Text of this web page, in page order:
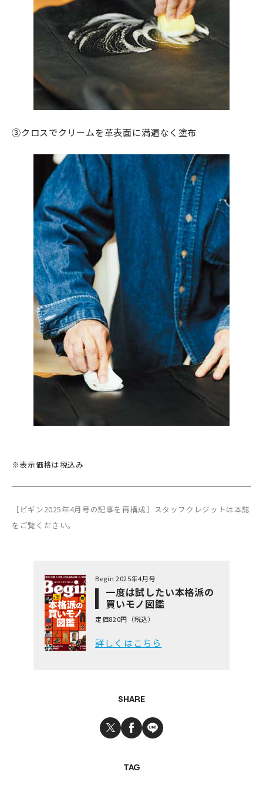
③クロスでクリームを革表面に満遍なく塗布
※表示価格は税込み
［ビギン2025年4月号の記事を再構成］スタッフクレジットは本誌
をご覧ください。
Begin 2025年4月号
一度は試したい本格派の
買いモノ図鑑
定価820円（税込）
詳しくはこちら
SHARE
TAG